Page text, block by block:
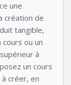
une
création de
tangible,
ou un
à
un cours
créer, en